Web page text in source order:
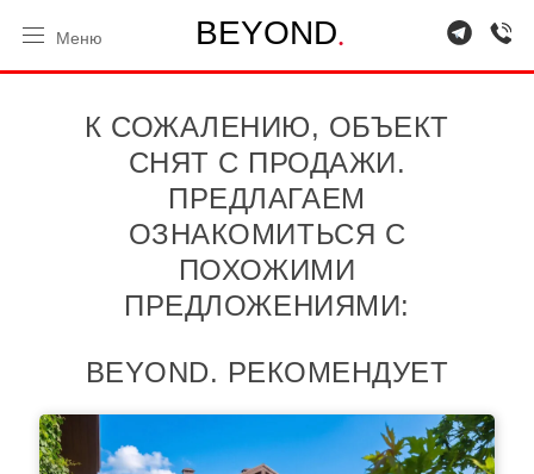
BEYOND.
Меню
К СОЖАЛЕНИЮ, ОБЪЕКТ
СНЯТ С ПРОДАЖИ.
ПРЕДЛАГАЕМ
ОЗНАКОМИТЬСЯ С
ПОХОЖИМИ
ПРЕДЛОЖЕНИЯМИ:
BEYOND. РЕКОМЕНДУЕТ